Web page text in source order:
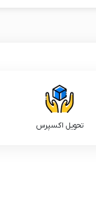
تحویل اکسپرس